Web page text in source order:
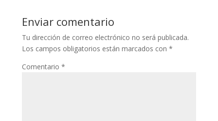
Enviar comentario
Tu dirección de correo electrónico no será publicada.
Los campos obligatorios están marcados con *
Comentario *